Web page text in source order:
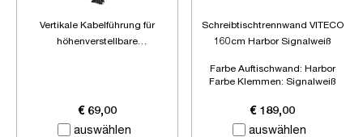
auswählen
Vertikale Kabelführung für
höhenverstellbare
€ 69,00
auswählen
Schreibtischtrennwand VITECO
160cm Harbor Signalweiß
Farbe Auftischwand: Harbor
Farbe Klemmen: Signalweiß
€ 189,00